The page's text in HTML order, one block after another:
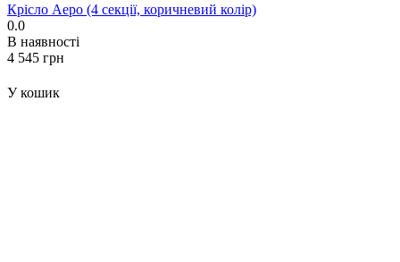
Крісло Аеро (4 секції, коричневий колір)
0.0
В наявності
‍4 545‍ грн
У кошик